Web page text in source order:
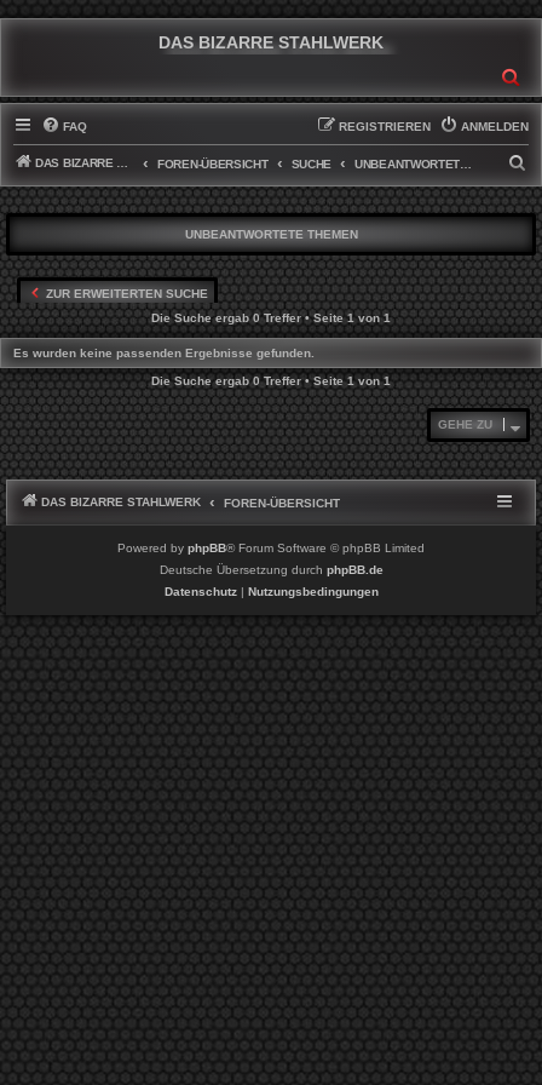
DAS BIZARRE STAHLWERK
FAQ ANMELDEN
REGISTRIEREN
DAS BIZARRE STAHLWERK FOREN-ÜBERSICHT SUCHE
U
C
H
E
UNBEANTWORTETE THEMEN
ZUR ERWEITERTEN SUCHE
Die Suche ergab 0 Treffer • Seite1von1
Es wurden keine passenden Ergebnisse gefunden.
Die Suche ergab 0 Treffer • Seite1von1
GEHE ZU
DAS BIZARRE STAHLWERK FOREN-ÜBERSICHT
Powered by phpBB® Forum Software © phpBB Limited
Deutsche Übersetzung durch phpBB.de
Datenschutz| Nutzungsbedingungen